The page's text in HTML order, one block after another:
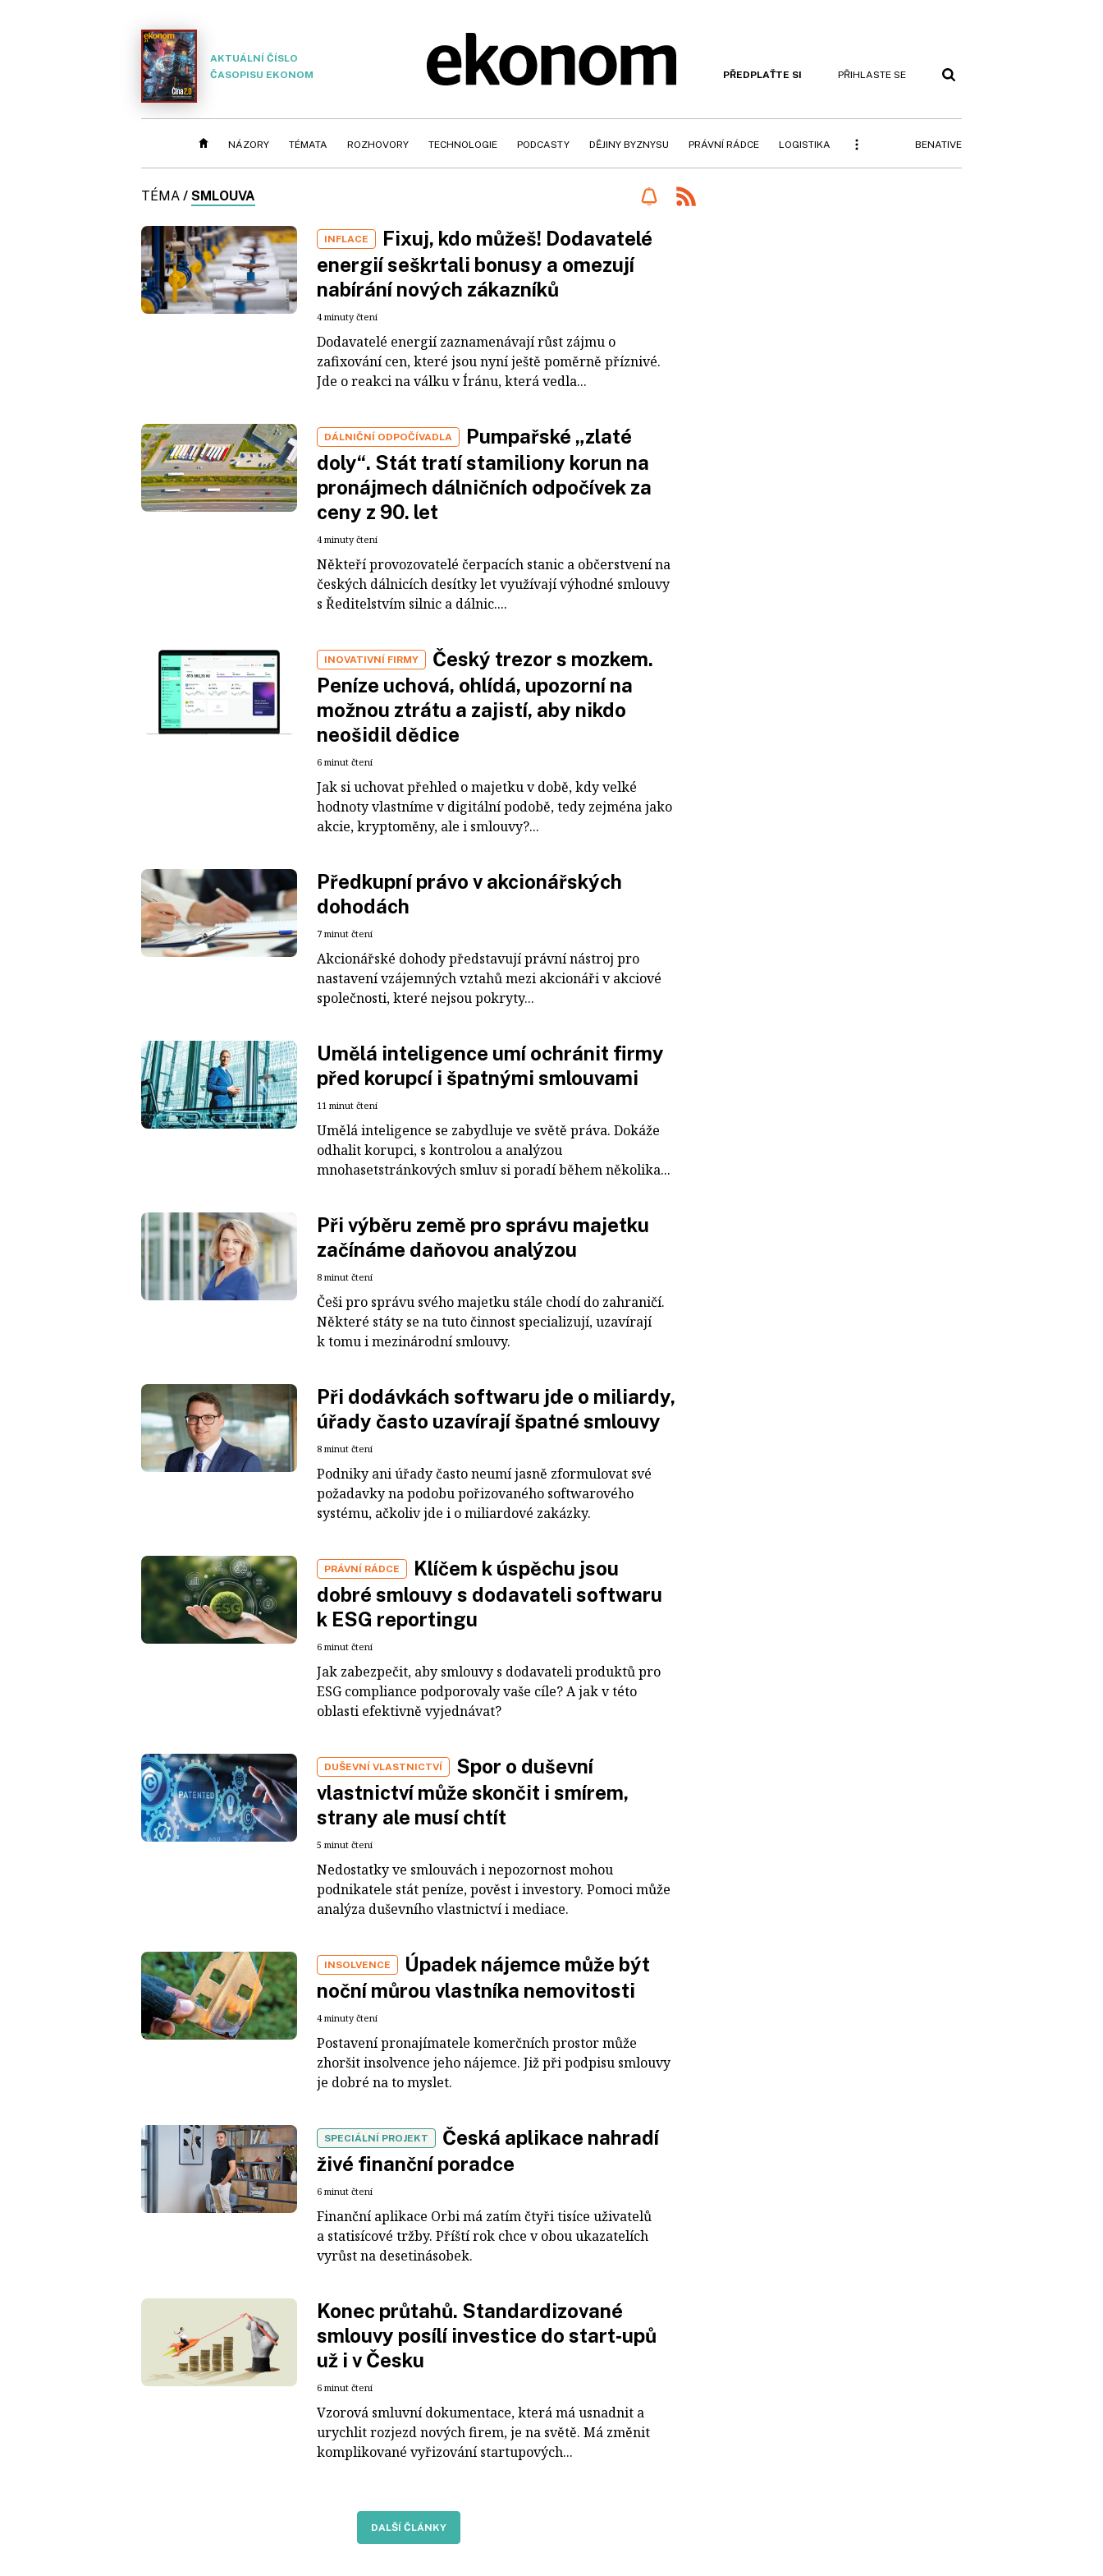
AKTUÁLNÍ ČÍSLO
ČASOPISU EKONOM
PŘEDPLAŤTE SI PŘIHLASTE SE
NÁZORY TÉMATA ROZHOVORY TECHNOLOGIE PODCASTY DĚJINY BYZNYSU PRÁVNÍ RÁDCE LOGISTIKA BENATIVE
TÉMA / SMLOUVA
INFLACE
Fixuj, kdo můžeš! Dodavatelé
energií seškrtali bonusy a omezují
nabírání nových zákazníků
4 minuty čtení
Dodavatelé energií zaznamenávají růst zájmu o
zafixování cen, které jsou nyní ještě poměrně příznivé.
Jde o reakci na válku v Íránu, která vedla...
DÁLNIČNÍ ODPOČÍVADLA
Pumpařské „zlaté
doly“. Stát tratí stamiliony korun na
pronájmech dálničních odpočívek za
ceny z 90. let
4 minuty čtení
Někteří provozovatelé čerpacích stanic a občerstvení na
českých dálnicích desítky let využívají výhodné smlouvy
s Ředitelstvím silnic a dálnic....
INOVATIVNÍ FIRMY
Český trezor s mozkem.
Peníze uchová, ohlídá, upozorní na
možnou ztrátu a zajistí, aby nikdo
neošidil dědice
6 minut čtení
Jak si uchovat přehled o majetku v době, kdy velké
hodnoty vlastníme v digitální podobě, tedy zejména jako
akcie, kryptoměny, ale i smlouvy?...
Předkupní právo v akcionářských
dohodách
7 minut čtení
Akcionářské dohody představují právní nástroj pro
nastavení vzájemných vztahů mezi akcionáři v akciové
společnosti, které nejsou pokryty...
Umělá inteligence umí ochránit firmy
před korupcí i špatnými smlouvami
11 minut čtení
Umělá inteligence se zabydluje ve světě práva. Dokáže
odhalit korupci, s kontrolou a analýzou
mnohasetstránkových smluv si poradí během několika...
Při výběru země pro správu majetku
začínáme daňovou analýzou
8 minut čtení
Češi pro správu svého majetku stále chodí do zahraničí.
Některé státy se na tuto činnost specializují, uzavírají
k tomu i mezinárodní smlouvy.
Při dodávkách softwaru jde o miliardy,
úřady často uzavírají špatné smlouvy
8 minut čtení
Podniky ani úřady často neumí jasně zformulovat své
požadavky na podobu pořizovaného softwarového
systému, ačkoliv jde i o miliardové zakázky.
PRÁVNÍ RÁDCE
Klíčem k úspěchu jsou
dobré smlouvy s dodavateli softwaru
k ESG reportingu
6 minut čtení
Jak zabezpečit, aby smlouvy s dodavateli produktů pro
ESG compliance podporovaly vaše cíle? A jak v této
oblasti efektivně vyjednávat?
DUŠEVNÍ VLASTNICTVÍ
Spor o duševní
vlastnictví může skončit i smírem,
strany ale musí chtít
5 minut čtení
Nedostatky ve smlouvách i nepozornost mohou
podnikatele stát peníze, pověst i investory. Pomoci může
analýza duševního vlastnictví i mediace.
INSOLVENCE
Úpadek nájemce může být
noční můrou vlastníka nemovitosti
4 minuty čtení
Postavení pronajímatele komerčních prostor může
zhoršit insolvence jeho nájemce. Již při podpisu smlouvy
je dobré na to myslet.
SPECIÁLNÍ PROJEKT
Česká aplikace nahradí
živé finanční poradce
6 minut čtení
Finanční aplikace Orbi má zatím čtyři tisíce uživatelů
a statisícové tržby. Příští rok chce v obou ukazatelích
vyrůst na desetinásobek.
Konec průtahů. Standardizované
smlouvy posílí investice do start‑upů
už i v Česku
6 minut čtení
Vzorová smluvní dokumentace, která má usnadnit a
urychlit rozjezd nových firem, je na světě. Má změnit
komplikované vyřizování startupových...
DALŠÍ ČLÁNKY